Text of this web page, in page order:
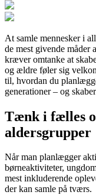
At samle mennesker i
de mest givende
kræver omtanke at
og ældre føler sig
til, hvordan du
generationer – og
Tænk i fælles
aldersgrupper
Når man planlægger
børneaktiviteter,
mest inkluderende
der kan samle på tværs.